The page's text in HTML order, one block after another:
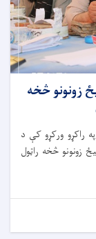
زونونو څخه
راکړو ورکړو کې د
زونونو څخه راټول